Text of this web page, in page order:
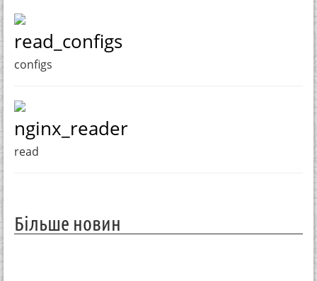
read_configs
configs
nginx_reader
read
Більше новин